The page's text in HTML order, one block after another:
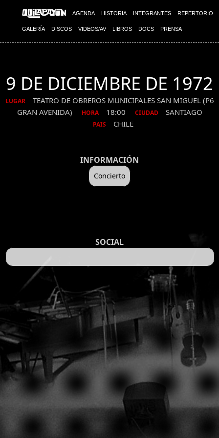
AGENDA HISTORIA INTEGRANTES REPERTORIO
GALERÍA DISCOS VIDEOS/AV LIBROS DOCS PRENSA
9 DE DICIEMBRE DE 1972
LUGAR
TEATRO DE OBREROS MUNICIPALES SAN MIGUEL (P6
GRAN AVENIDA)
HORA 18:00 CIUDAD SANTIAGO
PAIS CHILE
INFORMACIÓN
Concierto
SOCIAL